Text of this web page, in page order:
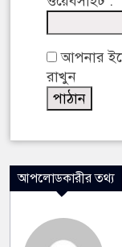
আপনার
রাখুন
আপলোডকারীর তথ্য